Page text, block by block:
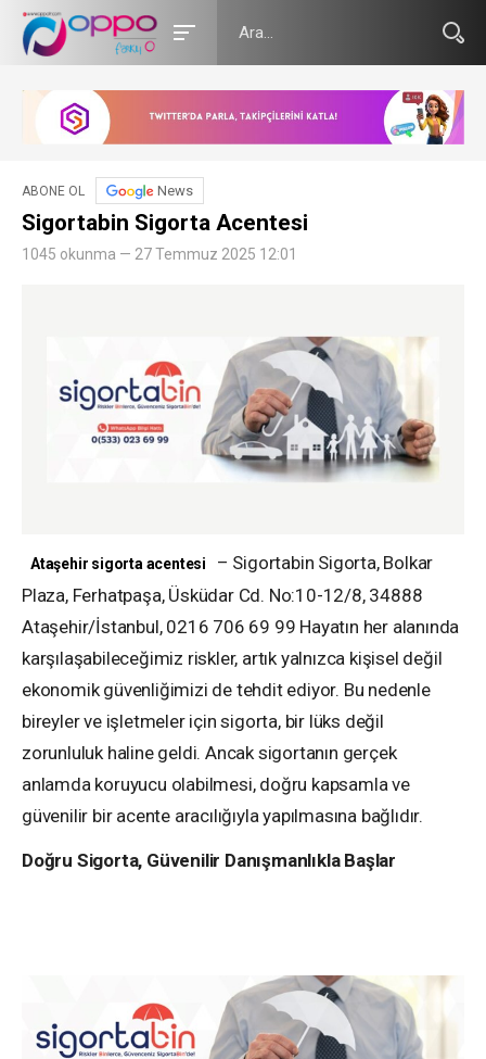
ABONE OL News
Sigortabin Sigorta Acentesi
1045 okunma — 27 Temmuz 2025 12:01
Ataşehir sigorta acentesi
– Sigortabin Sigorta, Bolkar
Plaza, Ferhatpaşa, Üsküdar Cd. No:10-12/8, 34888
Ataşehir/İstanbul, 0216 706 69 99 Hayatın her alanında
karşılaşabileceğimiz riskler, artık yalnızca kişisel değil
ekonomik güvenliğimizi de tehdit ediyor. Bu nedenle
bireyler ve işletmeler için sigorta, bir lüks değil
zorunluluk haline geldi. Ancak sigortanın gerçek
anlamda koruyucu olabilmesi, doğru kapsamla ve
güvenilir bir acente aracılığıyla yapılmasına bağlıdır.
Doğru Sigorta, Güvenilir Danışmanlıkla Başlar